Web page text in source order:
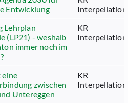
Entwicklung
Interpellation
Lehrplan
(LP21) - weshalb
immer noch im
KR
Interpellation
eine
zwischen
Untereggen
KR
Interpellation